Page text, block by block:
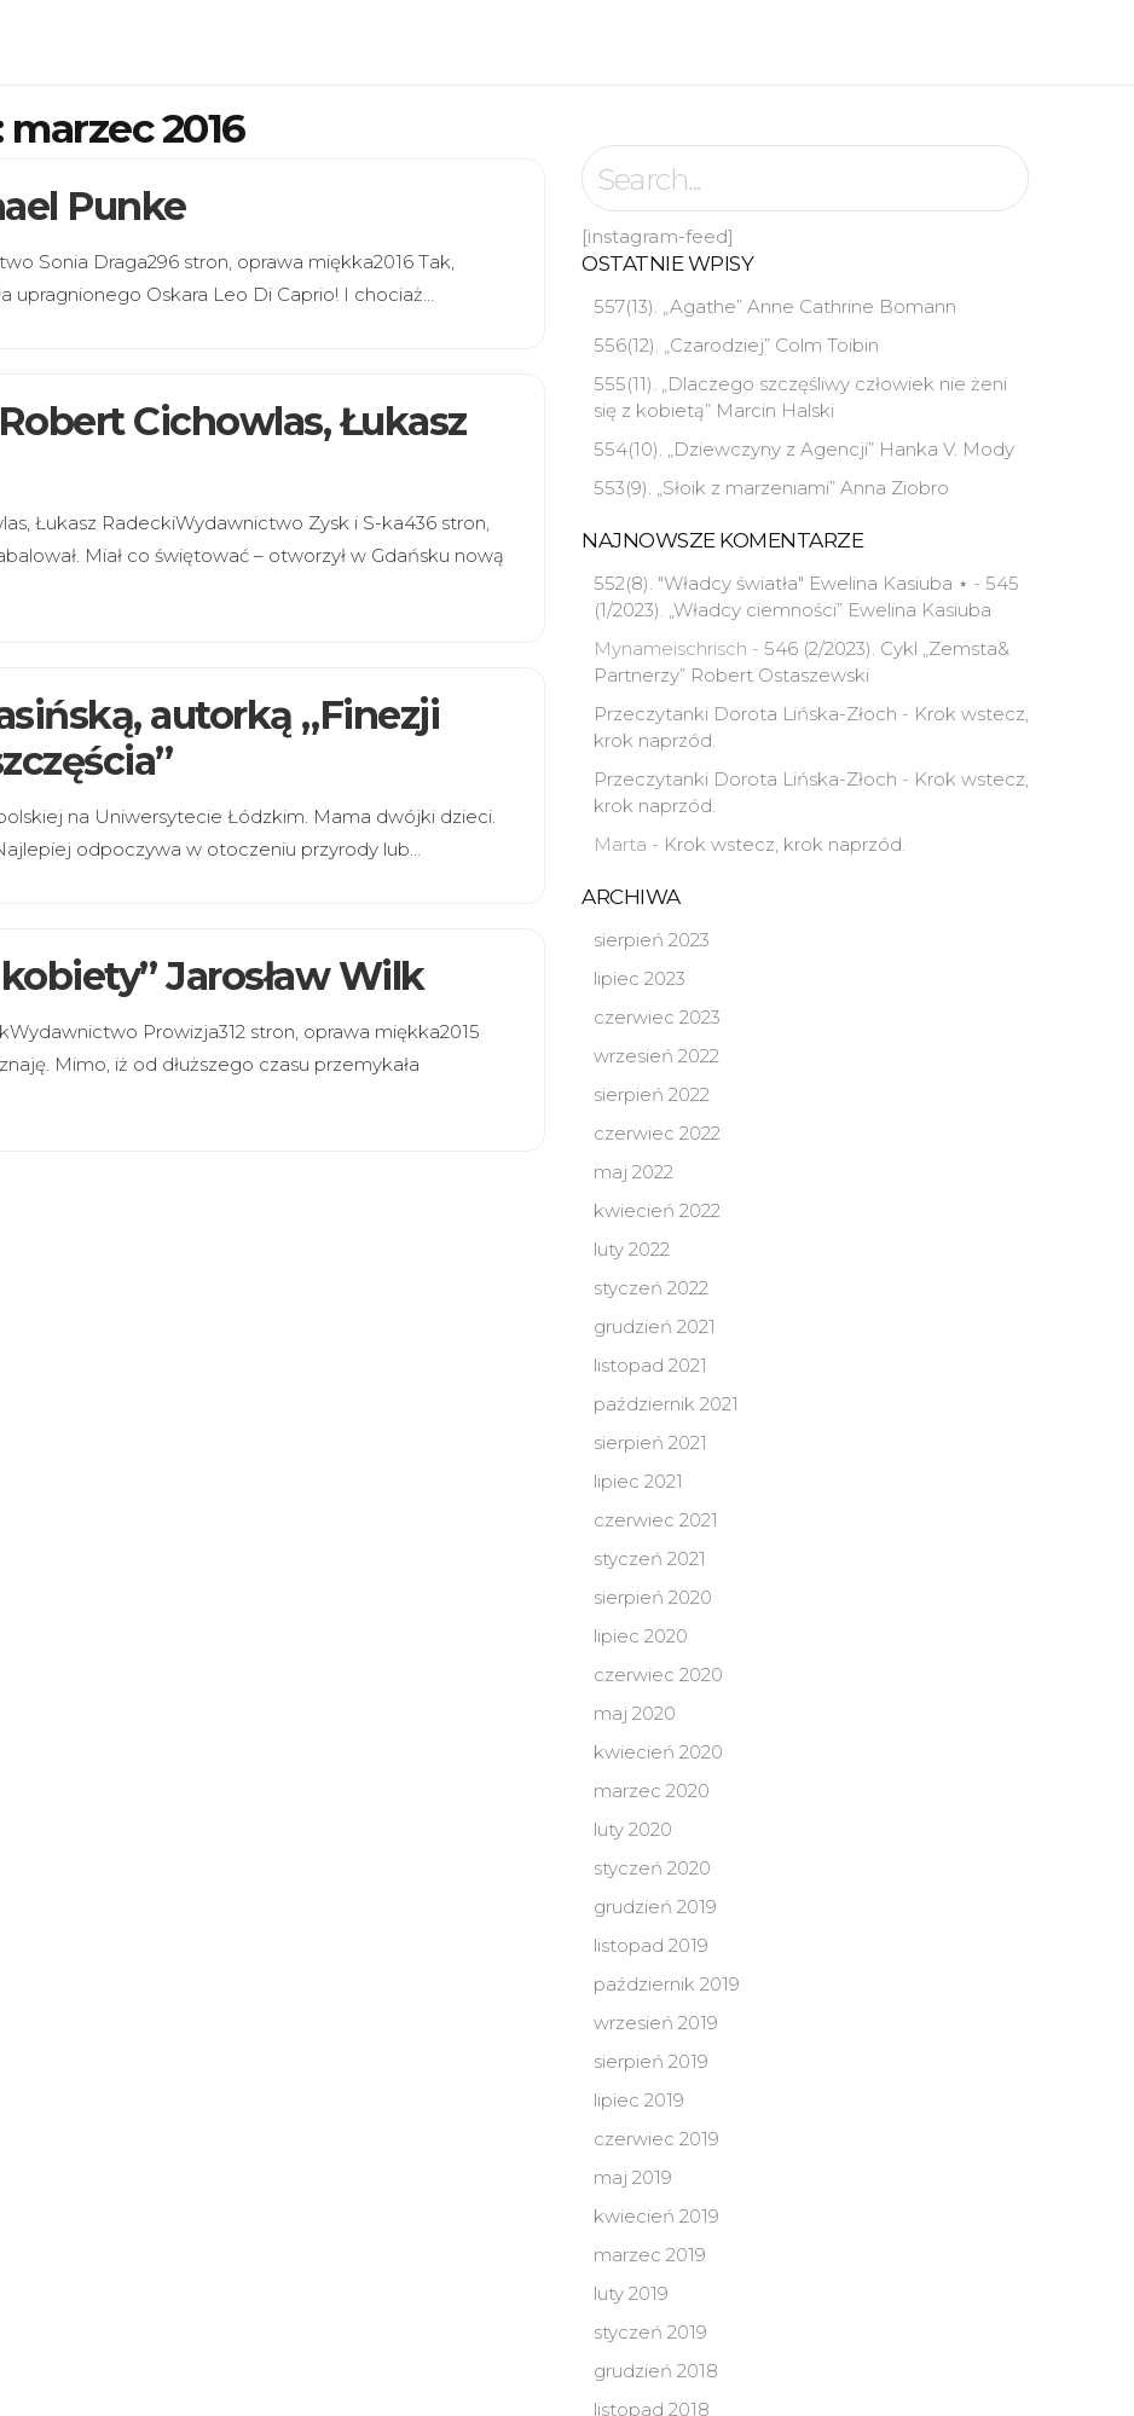
marzec 2016
Punke
Sonia Draga296 stron, oprawa miękka2016 Tak,
upragnionego Oskara Leo Di Caprio! I chociaż…
Robert Cichowlas, Łukasz
Łukasz RadeckiWydawnictwo Zysk i S-ka436 stron,
Miał co świętować – otworzył w Gdańsku nową
autorką „Finezji
na Uniwersytecie Łódzkim. Mama dwójki dzieci.
odpoczywa w otoczeniu przyrody lub…
Jarosław Wilk
Prowizja312 stron, oprawa miękka2015
Mimo, iż od dłuższego czasu przemykała
[instagram-feed]
OSTATNIE WPISY
557(13). „Agathe” Anne Cathrine Bomann
556(12). „Czarodziej” Colm Toibin
555(11). „Dlaczego szczęśliwy człowiek nie żeni
się z kobietą” Marcin Halski
554(10). „Dziewczyny z Agencji” Hanka V. Mody
553(9). „Słoik z marzeniami” Anna Ziobro
NAJNOWSZE KOMENTARZE
552(8). "Władcy światła" Ewelina Kasiuba ⋆ - 545
(1/2023). „Władcy ciemności” Ewelina Kasiuba
Mynameischrisch - 546 (2/2023). Cykl „Zemsta&
Partnerzy” Robert Ostaszewski
Przeczytanki Dorota Lińska-Złoch - Krok wstecz,
krok naprzód.
Przeczytanki Dorota Lińska-Złoch - Krok wstecz,
krok naprzód.
Marta - Krok wstecz, krok naprzód.
ARCHIWA
sierpień 2023
lipiec 2023
czerwiec 2023
wrzesień 2022
sierpień 2022
czerwiec 2022
maj 2022
kwiecień 2022
luty 2022
styczeń 2022
grudzień 2021
listopad 2021
październik 2021
sierpień 2021
lipiec 2021
czerwiec 2021
styczeń 2021
sierpień 2020
lipiec 2020
czerwiec 2020
maj 2020
kwiecień 2020
marzec 2020
luty 2020
styczeń 2020
grudzień 2019
listopad 2019
październik 2019
wrzesień 2019
sierpień 2019
lipiec 2019
czerwiec 2019
maj 2019
kwiecień 2019
marzec 2019
luty 2019
styczeń 2019
grudzień 2018
listopad 2018